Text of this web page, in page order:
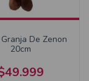
De Zenon
20cm